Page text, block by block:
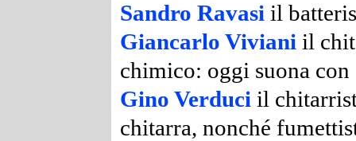
Sandro Ravasi il
Giancarlo Viviani il
chimico: oggi suona con
Gino Verduci il
chitarra, nonché